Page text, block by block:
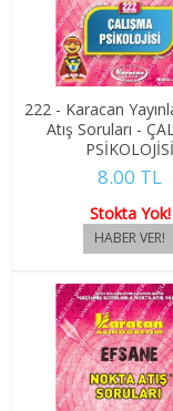
2. SINIF 3.
2. SINIF 4.
MEDYA VE
1. SINIF 1.
1. SINIF 2.
2. SINIF 3.
2. SINIF 4.
MENKUL KIY. VE
222 - Karacan
Atış Soruları -
PSİKOLOJİSİ
8.00 TL
Stokta Yok!